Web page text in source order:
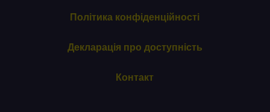
Політика конфіденційності
Декларація про доступність
Контакт